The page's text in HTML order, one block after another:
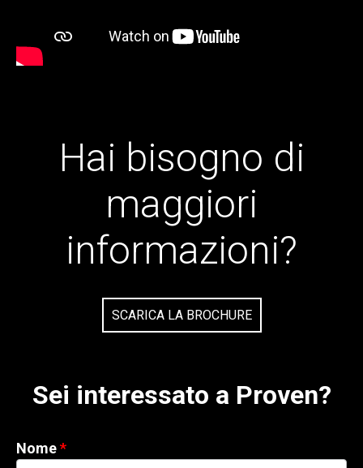
Hai bisogno di
maggiori
informazioni?
SCARICA LA BROCHURE
Sei interessato a Proven?
Nome